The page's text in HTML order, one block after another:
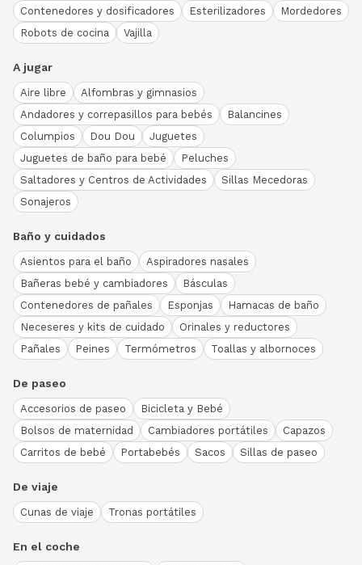
Contenedores y dosificadores
Esterilizadores
Mordedores
Robots de cocina
Vajilla
A jugar
Aire libre
Alfombras y gimnasios
Andadores y correpasillos para bebés
Balancines
Columpios
Dou Dou
Juguetes
Juguetes de baño para bebé
Peluches
Saltadores y Centros de Actividades
Sillas Mecedoras
Sonajeros
Baño y cuidados
Asientos para el baño
Aspiradores nasales
Bañeras bebé y cambiadores
Básculas
Contenedores de pañales
Esponjas
Hamacas de baño
Neceseres y kits de cuidado
Orinales y reductores
Pañales
Peines Termómetros Toallas y albornoces
De paseo
Accesorios de paseo
Bicicleta y Bebé
Bolsos de maternidad
Cambiadores portátiles
Capazos
Carritos de bebé
Portabebés Sacos Sillas de paseo
De viaje
Cunas de viaje Tronas portátiles
En el coche